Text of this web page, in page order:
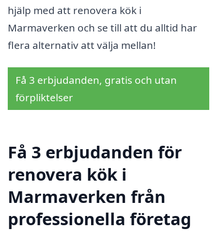
hjälp med att renovera kök i
Marmaverken och se till att du alltid har
flera alternativ att välja mellan!
Få 3 erbjudanden, gratis och utan
förpliktelser
Få 3 erbjudanden för
renovera kök i
Marmaverken från
professionella företag